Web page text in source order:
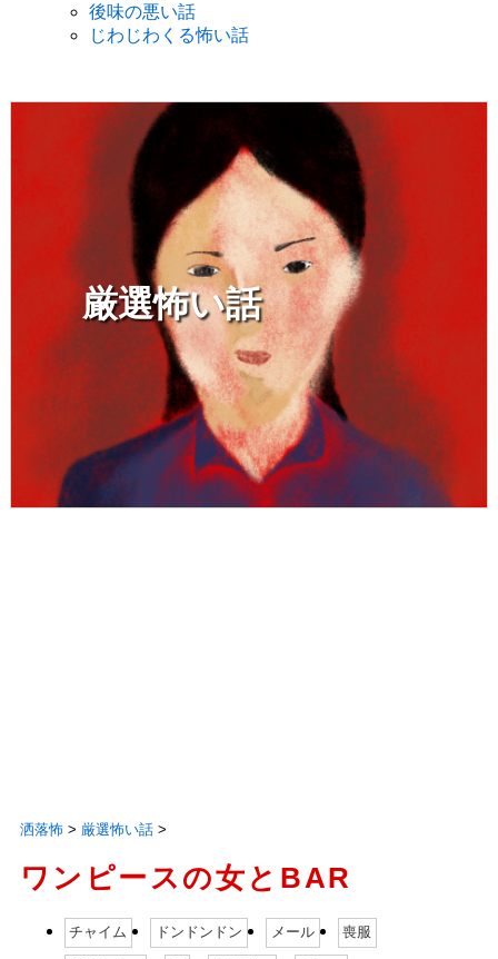
後味の悪い話
じわじわくる怖い話
厳選怖い話
洒落怖> 厳選怖い話>
ワンピースの女とBAR
チャイム ドンドンドン メール 喪服